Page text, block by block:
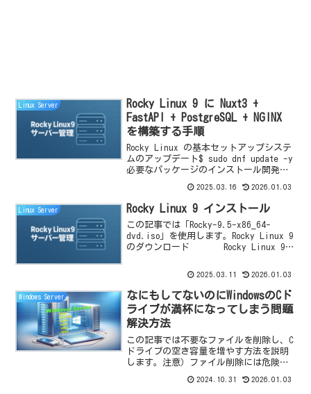
Linux Server
Rocky Linux 9 に Nuxt3 +
FastAPI + PostgreSQL + NGINX
を構築する手順
Rocky Linux の基本セットアップシステ
ムのアップデート$ sudo dnf update -y
必要なパッケージのインストール開発に
sudo dnf install -y git wget cu...
2025.03.16 2026.01.03
Linux Server Rocky Linux 9 インストール
この記事では「Rocky-9.5-x86_64-
dvd.iso」を使用します。Rocky Linux 9
のダウンロード Rocky Linux 9の
すると、Rocky Linux 9のインスト...
2025.03.11 2026.01.03
Windows Server
なにもしてないのにWindowsのCド
ライブが満杯になってしまう問題
解決方法
この記事では不要なファイルを削除し、C
ドライブの空き容量を増やす方法を説明
します。注意）ファイル削除には危険を
プショットを取ったり、事前に削除フォ
2024.10.31 2026.01.03